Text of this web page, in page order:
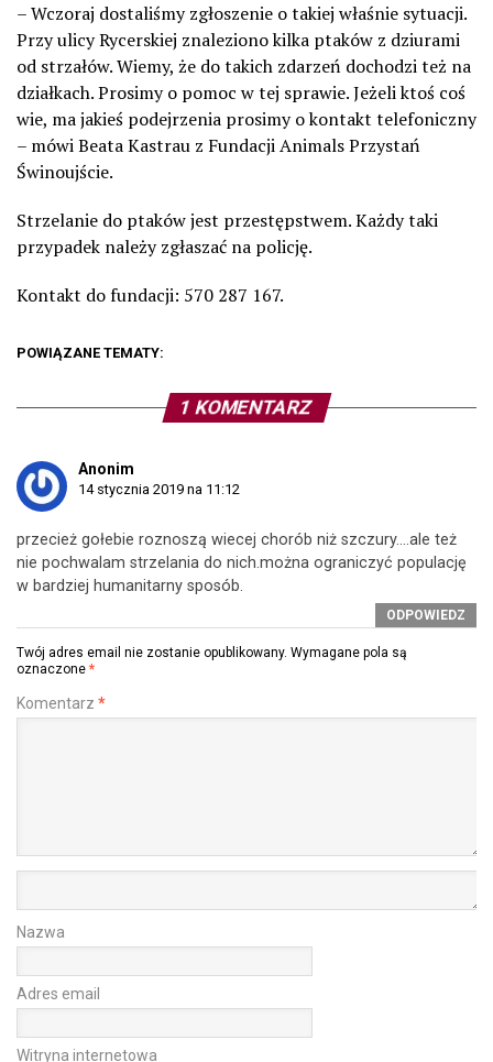
– Wczoraj dostaliśmy zgłoszenie o takiej właśnie sytuacji.
Przy ulicy Rycerskiej znaleziono kilka ptaków z dziurami
od strzałów. Wiemy, że do takich zdarzeń dochodzi też na
działkach. Prosimy o pomoc w tej sprawie. Jeżeli ktoś coś
wie, ma jakieś podejrzenia prosimy o kontakt telefoniczny
– mówi Beata Kastrau z Fundacji Animals Przystań
Świnoujście.
Strzelanie do ptaków jest przestępstwem. Każdy taki
przypadek należy zgłaszać na policję.
Kontakt do fundacji: 570 287 167.
POWIĄZANE TEMATY:
1 KOMENTARZ
Anonim
14 stycznia 2019 na 11:12
przecież gołebie roznoszą wiecej chorób niż szczury….ale też
nie pochwalam strzelania do nich.można ograniczyć populację
w bardziej humanitarny sposób.
ODPOWIEDZ
Twój adres email nie zostanie opublikowany. Wymagane pola są
oznaczone *
Komentarz *
Nazwa
Adres email
Witryna internetowa